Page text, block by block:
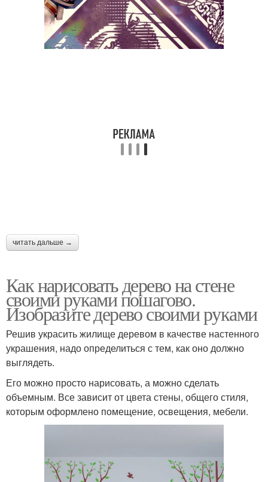
читать дальше →
Как нарисовать дерево на стене
своими руками пошагово.
Изобразите дерево своими руками
Решив украсить жилище деревом в качестве настенного
украшения, надо определиться с тем, как оно должно
выглядеть.
Его можно просто нарисовать, а можно сделать
объемным. Все зависит от цвета стены, общего стиля,
которым оформлено помещение, освещения, мебели.